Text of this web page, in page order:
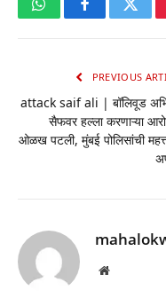
WhatsAppFacebook
PREVIOUS
attack saif ali | बॉलिवूड
सैफवर हल्ला करणाऱ्या
ओळख पटली, मुंबई पोलिसांची
Website